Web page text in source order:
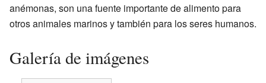
anémonas, son una fuente importante de alimento para
otros animales marinos y también para los seres humanos.
Galería de imágenes